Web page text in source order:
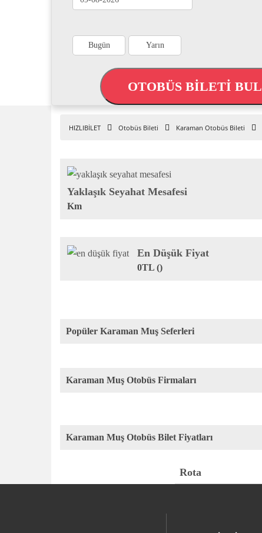
Bugün Yarın
OTOBÜS BİLETİ BUL
HIZLIBİLET Otobüs Bileti Karaman Otobüs Bileti
Yaklaşık Seyahat Mesafesi
Km
En Düşük Fiyat
0TL ()
Popüler Karaman Muş Seferleri
Karaman Muş Otobüs Firmaları
Karaman Muş Otobüs Bilet Fiyatları
Rota